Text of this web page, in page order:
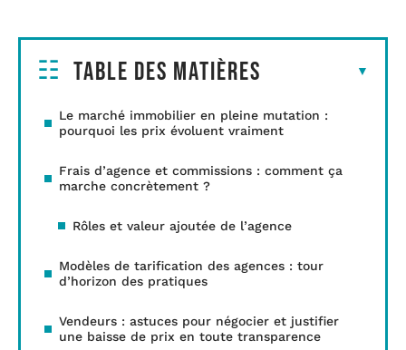
Table des matières
Le marché immobilier en pleine mutation :
pourquoi les prix évoluent vraiment
Frais d’agence et commissions : comment ça
marche concrètement ?
Rôles et valeur ajoutée de l’agence
Modèles de tarification des agences : tour
d’horizon des pratiques
Vendeurs : astuces pour négocier et justifier
une baisse de prix en toute transparence